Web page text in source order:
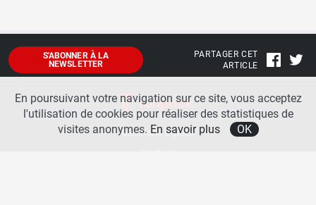
S'ABONNER À LA
NEWSLETTER
PARTAGER CET
ARTICLE
Mentions légales
En poursuivant votre navigation sur ce site, vous acceptez
l'utilisation de cookies pour réaliser des statistiques de
visites anonymes. En savoir plus OK